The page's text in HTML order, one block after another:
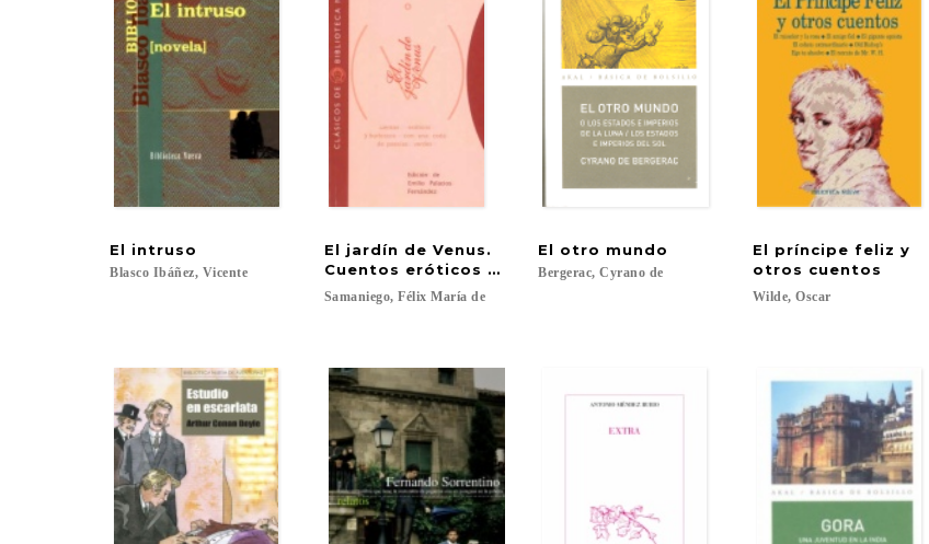
El intruso
Blasco Ibáñez, Vicente
El jardín de Venus.
Cuentos eróticos y burlescos con una coda de poesías verdes
Samaniego, Félix María de
El otro mundo
Bergerac, Cyrano de
El príncipe feliz y
otros cuentos
Wilde, Oscar